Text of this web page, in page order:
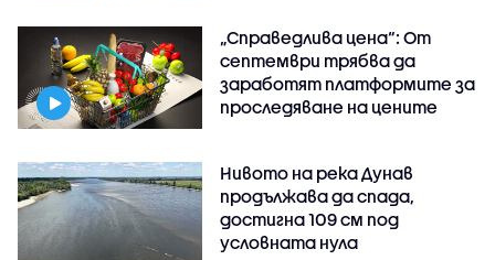
„Справедлива цена“: От
септември трябва да
заработят платформите за
проследяване на цените
Нивото на река Дунав
продължава да спада,
достигна 109 см под
условната нула